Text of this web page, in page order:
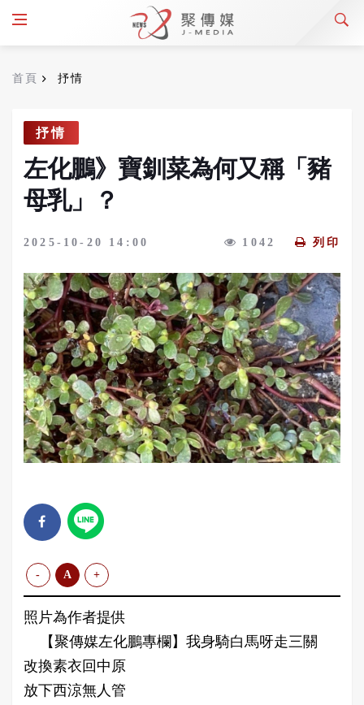
首頁 抒情
抒情
左化鵬》寶釧菜為何又稱「豬
母乳」？
2025-10-20 14:00 1042 列印
- A +
照片為作者提供
【聚傳媒左化鵬專欄】我身騎白馬呀走三關
改換素衣回中原
放下西涼無人管